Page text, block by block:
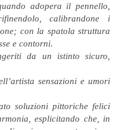
adopera il pennello,
calibrandone i
con la spatola struttura
e contorni.
da un istinto sicuro,
sensazioni e umori
soluzioni pittoriche felici
esplicitando che, in